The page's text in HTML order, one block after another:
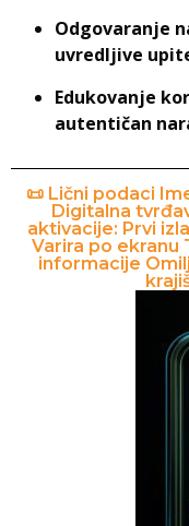
Odgovaranje
uvredljive
Edukovanje
autentičan
📜 Lični podaci
Digitalna
aktivacije: Prvi
Varira po ekranu
informacije